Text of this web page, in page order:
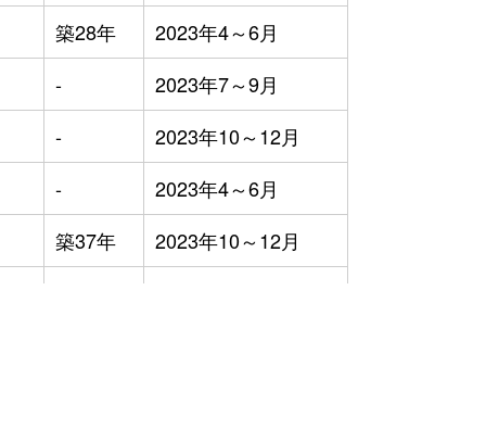
築28年
2023年4～6月
-
2023年7～9月
-
2023年10～12月
-
2023年4～6月
築37年
2023年10～12月